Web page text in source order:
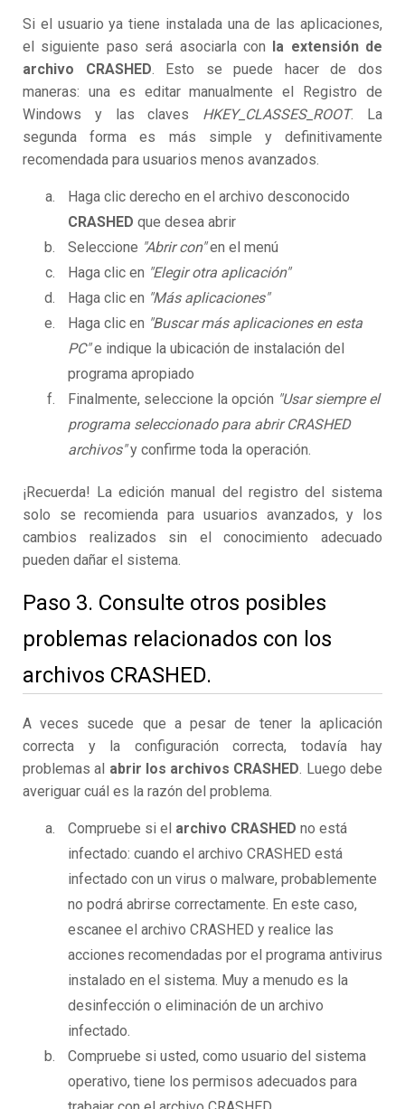
Si el usuario ya tiene instalada una de las aplicaciones,
el siguiente paso será asociarla con la extensión de
archivo CRASHED. Esto se puede hacer de dos
maneras: una es editar manualmente el Registro de
Windows y las claves HKEY_CLASSES_ROOT. La
segunda forma es más simple y definitivamente
recomendada para usuarios menos avanzados.
Haga clic derecho en el archivo desconocido
CRASHED que desea abrir
Seleccione "Abrir con"en el menú
Haga clic en "Elegir otra aplicación"
Haga clic en "Más aplicaciones"
Haga clic en "Buscar más aplicaciones en esta
PC"e indique la ubicación de instalación del
programa apropiado
Finalmente, seleccione la opción "Usar siempre el
programa seleccionado para abrir CRASHED
archivos"y confirme toda la operación.
¡Recuerda! La edición manual del registro del sistema
solo se recomienda para usuarios avanzados, y los
cambios realizados sin el conocimiento adecuado
pueden dañar el sistema.
Paso 3. Consulte otros posibles
problemas relacionados con los
archivos CRASHED.
A veces sucede que a pesar de tener la aplicación
correcta y la configuración correcta, todavía hay
problemas al abrir los archivos CRASHED. Luego debe
averiguar cuál es la razón del problema.
Compruebe si el archivo CRASHED no está
infectado: cuando el archivo CRASHED está
infectado con un virus o malware, probablemente
no podrá abrirse correctamente. En este caso,
escanee el archivo CRASHED y realice las
acciones recomendadas por el programa antivirus
instalado en el sistema. Muy a menudo es la
desinfección o eliminación de un archivo
infectado.
Compruebe si usted, como usuario del sistema
operativo, tiene los permisos adecuados para